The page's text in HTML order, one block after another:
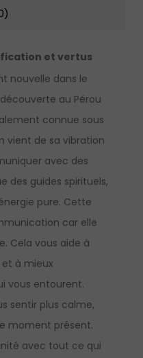
et vertus
nouvelle dans le
au Pérou
connue sous
vient de sa vibration
avec des
des guides spirituels,
pure. Cette
car elle
Cela vous aide à
à mieux
vous entourent.
sentir plus calme,
moment présent.
avec tout ce qui